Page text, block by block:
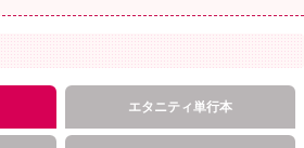
エタニティ単行本